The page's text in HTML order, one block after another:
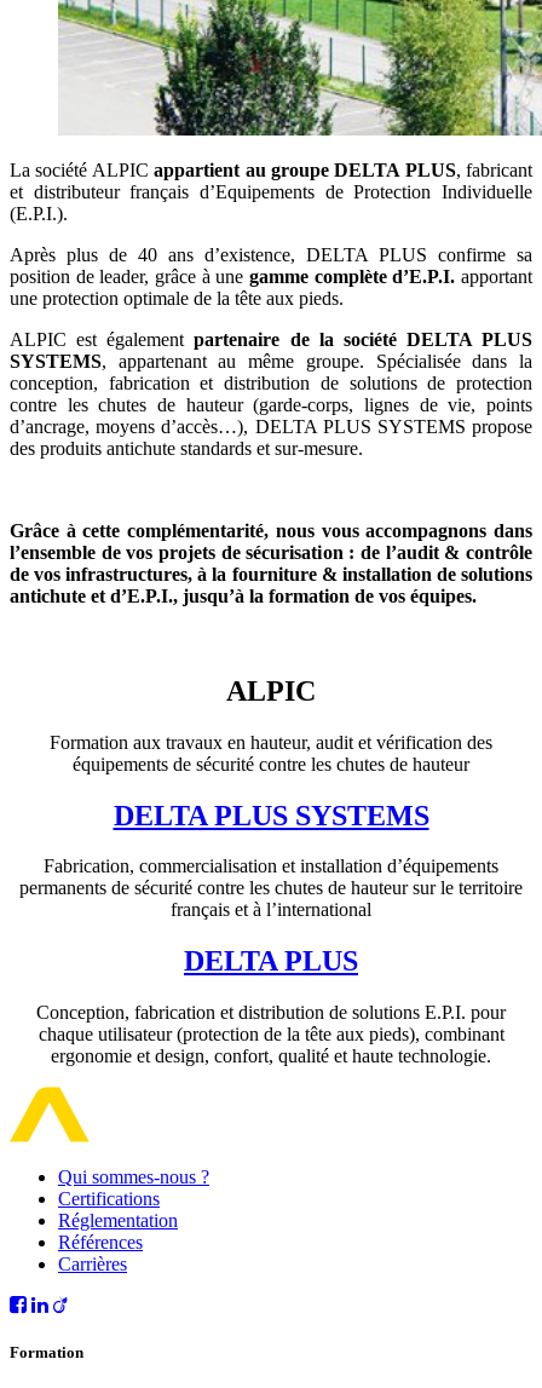
La société ALPICappartient au groupe DELTA PLUS, fabricant
et distributeur français d’Equipements de Protection Individuelle
(E.P.I.).
Après plus de 40 ans d’existence, DELTA PLUS confirme sa
position de leader, grâce à une gamme complète d’E.P.I. apportant
une protection optimale de la tête aux pieds.
ALPIC est égalementpartenaire de la société DELTA PLUS
SYSTEMS, appartenant au même groupe. Spécialisée dans la
conception, fabrication et distribution de solutions de protection
contre les chutes de hauteur (garde-corps, lignes de vie, points
d’ancrage, moyens d’accès…), DELTA PLUS SYSTEMS propose
des produits antichute standards et sur-mesure.
Grâce à cette complémentarité, nous vous accompagnons dans
l’ensemble de vos projets de sécurisation : de l’audit & contrôle
de vos infrastructures, à la fourniture & installation de solutions
antichute et d’E.P.I., jusqu’à la formation de vos équipes.
ALPIC
Formation aux travaux en hauteur, audit et vérification des
équipements de sécurité contre les chutes de hauteur
DELTA PLUS SYSTEMS
Fabrication, commercialisation et installation d’équipements
permanents de sécurité contre les chutes de hauteur sur le territoire
français et à l’international
DELTA PLUS
Conception, fabrication et distribution de solutions E.P.I. pour
chaque utilisateur (protection de la tête aux pieds), combinant
ergonomie et design, confort, qualité et haute technologie.
Qui sommes-nous ?
Certifications
Réglementation
Références
Carrières
Formation